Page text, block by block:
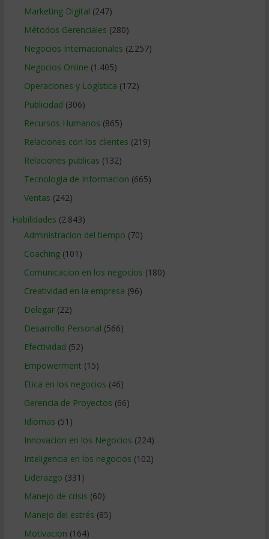
Marketing Digital (247)
Métodos Gerenciales (280)
Negocios Internacionales (2.257)
Negocios Online (1.405)
Operaciones y Logística (172)
Publicidad (306)
Recursos Humanos (865)
Relaciones con los clientes (219)
Relaciones publicas (132)
Tecnologia de Informacion (665)
Ventas (242)
Habilidades (2.843)
Administracion del tiempo (70)
Coaching(101)
Comunicacion en los negocios (180)
Creatividad en la empresa (96)
Delegar(22)
Desarrollo Personal (566)
Efectividad (52)
Empowerment (15)
Etica en los negocios (46)
Gerencia de Proyectos (66)
Idiomas (51)
Innovacion en los Negocios (224)
Inteligencia en los negocios (102)
Liderazgo (331)
Manejo de crisis (60)
Manejo del estrés (85)
Motivacion (164)